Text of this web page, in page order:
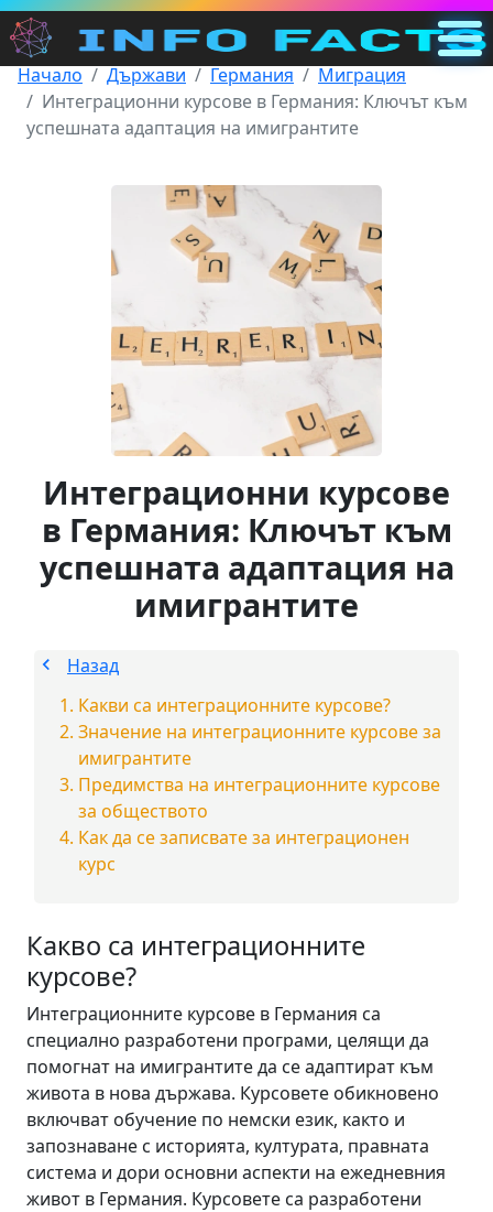
Главна
Категории
Други
Начало Държави Германия
Миграция
Интеграционни курсове в Германия: Ключът към
успешната адаптация на имигрантите
Интеграционни курсове
в Германия: Ключът към
успешната адаптация на
имигрантите
Назад
Какви са интеграционните курсове?
Значение на интеграционните курсове за
имигрантите
Предимства на интеграционните курсове
за обществото
Как да се записвате за интеграционен
курс
Какво са интеграционните
курсове?
Интеграционните курсове в Германия са
специално разработени програми, целящи да
помогнат на имигрантите да се адаптират към
живота в нова държава. Курсовете обикновено
включват обучение по немски език, както и
запознаване с историята, културата, правната
система и дори основни аспекти на ежедневния
живот в Германия. Курсовете са разработени